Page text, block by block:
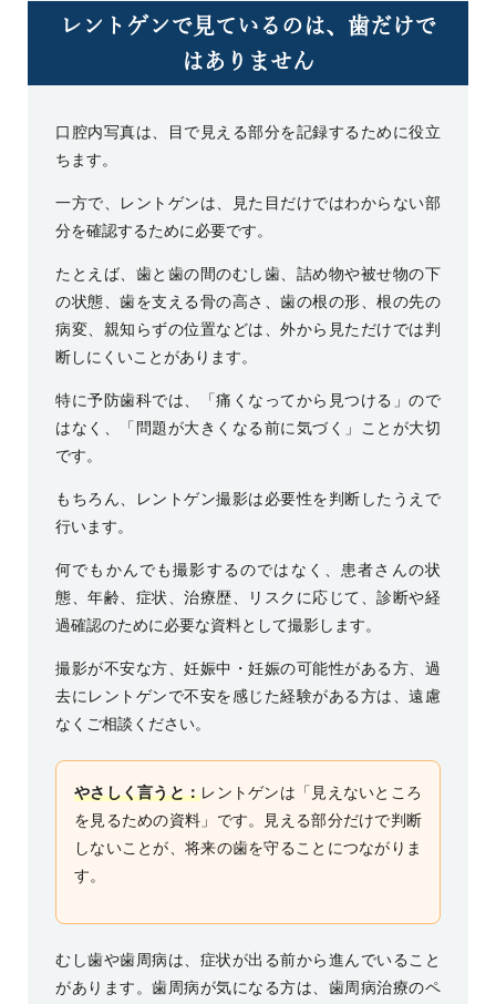
レントゲンで見ているのは、歯だけで
はありません
口腔内写真は、目で見える部分を記録するために役立
ちます。
一方で、レントゲンは、見た目だけではわからない部
分を確認するために必要です。
たとえば、歯と歯の間のむし歯、詰め物や被せ物の下
の状態、歯を支える骨の高さ、歯の根の形、根の先の
病変、親知らずの位置などは、外から見ただけでは判
断しにくいことがあります。
特に予防歯科では、「痛くなってから見つける」ので
はなく、「問題が大きくなる前に気づく」ことが大切
です。
もちろん、レントゲン撮影は必要性を判断したうえで
行います。
何でもかんでも撮影するのではなく、患者さんの状
態、年齢、症状、治療歴、リスクに応じて、診断や経
過確認のために必要な資料として撮影します。
撮影が不安な方、妊娠中・妊娠の可能性がある方、過
去にレントゲンで不安を感じた経験がある方は、遠慮
なくご相談ください。
やさしく言うと：レントゲンは「見えないところ
を見るための資料」です。見える部分だけで判断
しないことが、将来の歯を守ることにつながりま
す。
むし歯や歯周病は、症状が出る前から進んでいること
があります。歯周病が気になる方は、 歯周病治療のペ